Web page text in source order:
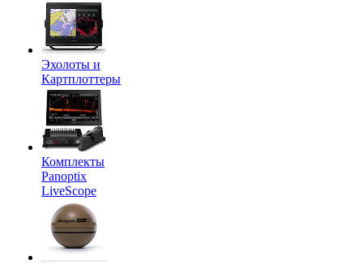
Эхолоты и
Картплоттеры
Комплекты
Panoptix
LiveScope